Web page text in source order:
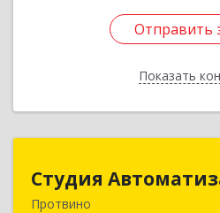
Отправить
Показать
Отправить
Назад
Студия
Протвино
142281, Московская